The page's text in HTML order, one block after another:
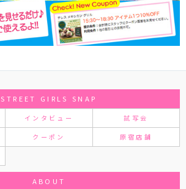
STREET GIRLS SNAP
インタビュー 試写会
クーポン 原宿店舗
ABOUT